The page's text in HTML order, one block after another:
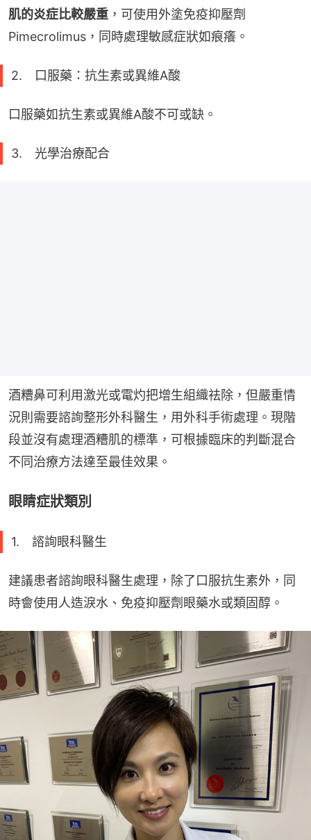
肌的炎症比較嚴重 ，可使用外塗免疫抑壓劑
Pimecrolimus，同時處理敏感症狀如痕癢。
2. 口服藥：抗生素或異維A酸
口服藥如抗生素或異維A酸不可或缺。
3. 光學治療配合
酒糟鼻可利用激光或電灼把增生組織祛除，但嚴重情
況則需要諮詢整形外科醫生，用外科手術處理。現階
段並沒有處理酒糟肌的標準，可根據臨床的判斷混合
不同治療方法達至最佳效果。
眼睛症狀類別
1. 諮詢眼科醫生
建議患者諮詢眼科醫生處理，除了口服抗生素外，同
時會使用人造淚水、免疫抑壓劑眼藥水或類固醇。